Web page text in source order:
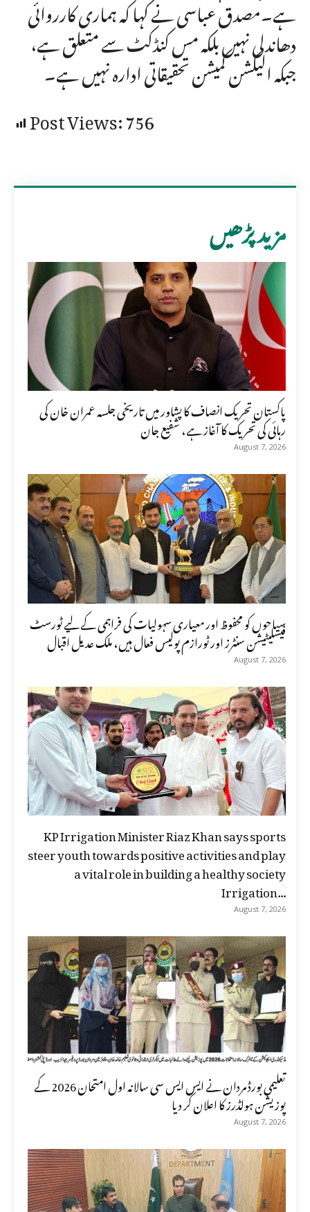
ہے۔مصدق عباسی نے کہا کہ ہماری کارروائی
دھاندلی نہیں بلکہ مس کنڈکٹ سے متعلق ہے،
جبکہ الیکشن کمیشن تحقیقاتی ادارہ نہیں ہے۔
Post Views:756
مزید پڑھیں
پاکستان تحریک انصاف کا پشاور میں تاریخی جلسہ عمران خان کی
رہائی کی تحریک کا آغاز ہے، شفیع جان
August 7, 2026
سیاحوں کو محفوظ اور معیاری سہولیات کی فراہمی کے لیے ٹورسٹ
فیسلیٹیشن سنٹرز اور ٹورازم پولیس فعال ہیں، ملک عدیل اقبال
August 7, 2026
KP Irrigation Minister Riaz Khan says sports
steer youth towards positive activities and play
a vital role in building a healthy society
Irrigation...
August 7, 2026
تعلیمی بورڈ مردان نے ایس ایس سی سالانہ اول امتحان 2026 کے
پوزیشن ہولڈرز کا اعلان کر دیا
August 7, 2026